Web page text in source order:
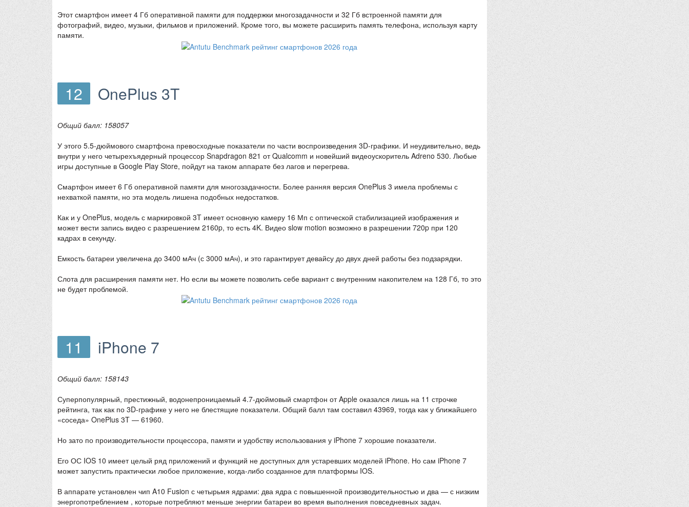
Этот смартфон имеет 4 Гб оперативной памяти для поддержки многозадачности и 32 Гб встроенной памяти для
фотографий, видео, музыки, фильмов и приложений. Кроме того, вы можете расширить память телефона, используя карту
памяти.
12 OnePlus 3T
Общий балл: 158057
У этого 5.5-дюймового смартфона превосходные показатели по части воспроизведения 3D-графики. И неудивительно, ведь
внутри у него четырехъядерный процессор Snapdragon 821 от Qualcomm и новейший видеоускоритель Adreno 530. Любые
игры доступные в Google Play Store, пойдут на таком аппарате без лагов и перегрева.
Смартфон имеет 6 Гб оперативной памяти для многозадачности. Более ранняя версия OnePlus 3 имела проблемы с
нехваткой памяти, но эта модель лишена подобных недостатков.
Как и у OnePlus, модель с маркировкой 3T имеет основную камеру 16 Мп с оптической стабилизацией изображения и
может вести запись видео с разрешением 2160p, то есть 4K. Видео slow motion возможно в разрешении 720p при 120
кадрах в секунду.
Емкость батареи увеличена до 3400 мАч (с 3000 мАч), и это гарантирует девайсу до двух дней работы без подзарядки.
Слота для расширения памяти нет. Но если вы можете позволить себе вариант с внутренним накопителем на 128 Гб, то это
не будет проблемой.
11 iPhone 7
Общий балл: 158143
Суперпопулярный, престижный, водонепроницаемый 4.7-дюймовый смартфон от Apple оказался лишь на 11 строчке
рейтинга, так как по 3D-графике у него не блестящие показатели. Общий балл там составил 43969, тогда как у ближайшего
«соседа» OnePlus 3T — 61960.
Но зато по производительности процессора, памяти и удобству использования у iPhone 7 хорошие показатели.
Его ОС IOS 10 имеет целый ряд приложений и функций не доступных для устаревших моделей iPhone. Но сам iPhone 7
может запустить практически любое приложение, когда-либо созданное для платформы IOS.
В аппарате установлен чип A10 Fusion с четырьмя ядрами: два ядра с повышенной производительностью и два — с низким
энергопотреблением , которые потребляют меньше энергии батареи во время выполнения повседневных задач.